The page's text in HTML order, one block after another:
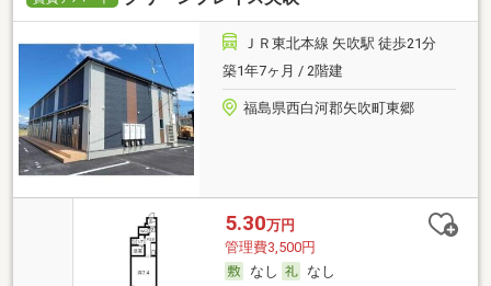
ＪＲ東北本線 矢吹駅 徒歩21分
築1年7ヶ月 / 2階建
福島県西白河郡矢吹町東郷
5.30万円
管理費3,500円
なし
なし